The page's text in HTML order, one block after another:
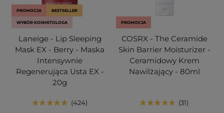
PROMOCJA BESTSELLER
WYBÓR KOSMETOLOGA
Laneige - Lip Sleeping
Mask EX - Berry - Maska
Intensywnie
Regenerująca Usta EX -
20g
424
PROMOCJA
COSRX - The Ceramide
Skin Barrier Moisturizer -
Ceramidowy Krem
Nawilżający - 80ml
31